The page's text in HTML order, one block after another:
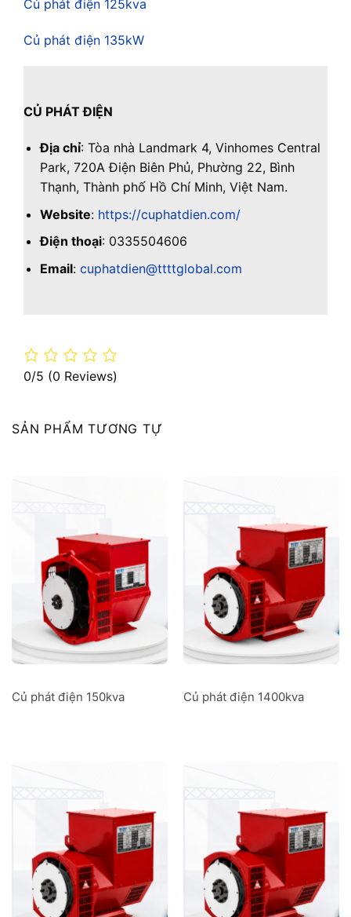
Củ phát điện 125kva
Củ phát điện 135kW
CỦ PHÁT ĐIỆN
Địa chỉ: Tòa nhà Landmark 4, Vinhomes Central
Park, 720A Điện Biên Phủ, Phường 22, Bình
Thạnh, Thành phố Hồ Chí Minh, Việt Nam.
Website: https://cuphatdien.com/
Điện thoại: 0335504606
Email: cuphatdien@ttttglobal.com
0/5 (0 Reviews)
SẢN PHẨM TƯƠNG TỰ
Củ phát điện 150kva Củ phát điện 1400kva